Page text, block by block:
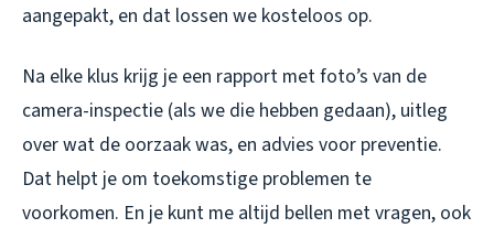
aangepakt, en dat lossen we kosteloos op.
Na elke klus krijg je een rapport met foto’s van de
camera-inspectie (als we die hebben gedaan), uitleg
over wat de oorzaak was, en advies voor preventie.
Dat helpt je om toekomstige problemen te
voorkomen. En je kunt me altijd bellen met vragen, ook